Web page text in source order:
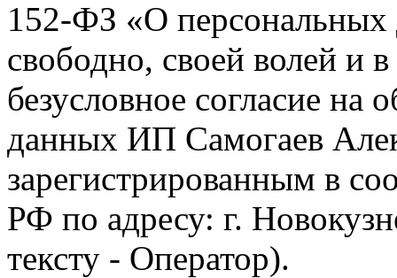
152-ФЗ «О персональных
свободно, своей волей и
безусловное согласие на
данных ИП Самогаев
зарегистрированным в
РФ по адресу: г.
тексту - Оператор).